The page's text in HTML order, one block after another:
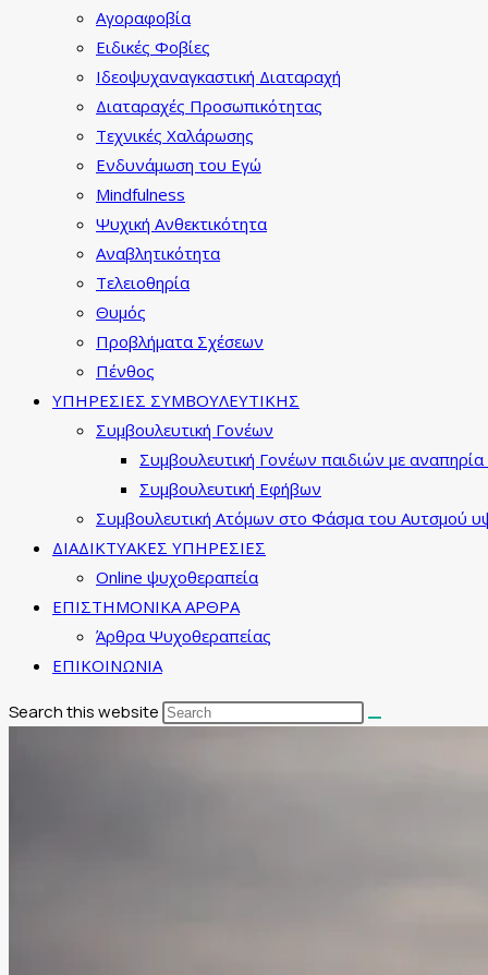
Αγοραφοβία
Ειδικές Φοβίες
Ιδεοψυχαναγκαστική Διαταραχή
Διαταραχές Προσωπικότητας
Τεχνικές Χαλάρωσης
Ενδυνάμωση του Εγώ
Mindfulness
Ψυχική Ανθεκτικότητα
Αναβλητικότητα
Τελειοθηρία
Θυμός
Προβλήματα Σχέσεων
Πένθος
ΥΠΗΡΕΣΙΕΣ ΣΥΜΒΟΥΛΕΥΤΙΚΗΣ
Συμβουλευτική Γονέων
Συμβουλευτική Γονέων παιδιών με
Συμβουλευτική Εφήβων
Συμβουλευτική Ατόμων στο Φάσμα του Αυτσμού
ΔΙΑΔΙΚΤΥΑΚΕΣ ΥΠΗΡΕΣΙΕΣ
Online ψυχοθεραπεία
ΕΠΙΣΤΗΜΟΝΙΚΑ ΑΡΘΡΑ
Άρθρα Ψυχοθεραπείας
ΕΠΙΚΟΙΝΩΝΙΑ
Search this website